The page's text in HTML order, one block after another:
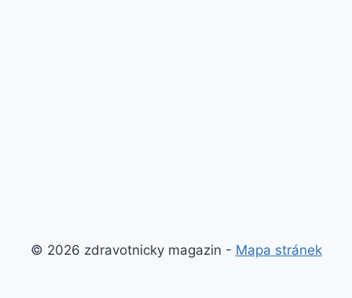
© 2026 zdravotnicky magazin - Mapa stránek